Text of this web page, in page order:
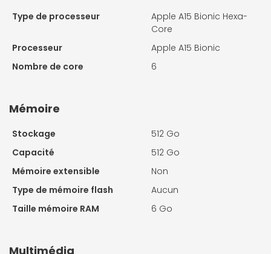
Type de processeur
Apple A15 Bionic Hexa-
Core
Processeur
Apple A15 Bionic
Nombre de core
6
Mémoire
Stockage
512 Go
Capacité
512 Go
Mémoire extensible
Non
Type de mémoire flash
Aucun
Taille mémoire RAM
6 Go
Multimédia